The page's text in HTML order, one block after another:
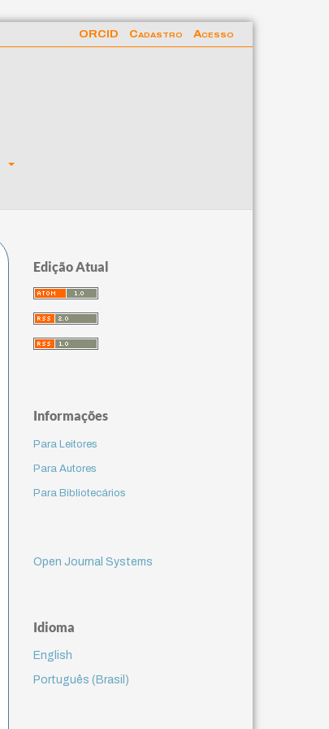
ORCID Cadastro Acesso
Edição Atual
Informações
Para Leitores
Para Autores
Para Bibliotecários
Open Journal Systems
Idioma
English
Português (Brasil)